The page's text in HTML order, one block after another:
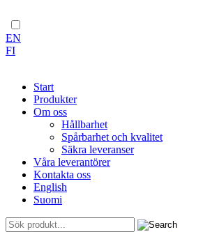
EN
FI
Start
Produkter
Om oss
Hållbarhet
Spårbarhet och kvalitet
Säkra leveranser
Våra leverantörer
Kontakta oss
English
Suomi